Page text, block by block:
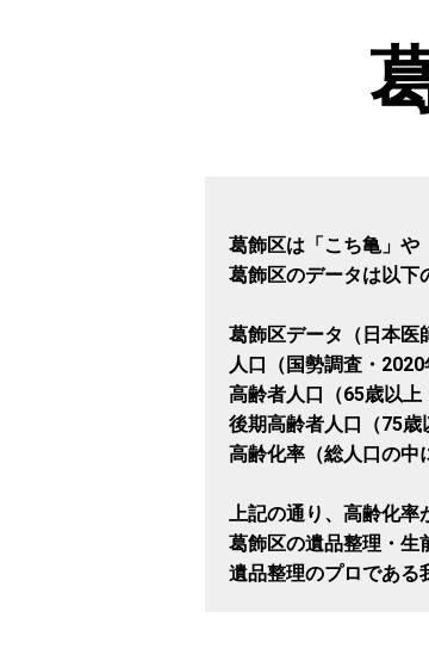
葛飾区は「こち亀」や
葛飾区のデータは以下
葛飾区データ（日本医
人口（国勢調査・
高齢者人口（65歳以
後期高齢者人口（75
高齢化率（総人口の中
上記の通り、高齢化率
葛飾区の遺品整理・生
遺品整理のプロである